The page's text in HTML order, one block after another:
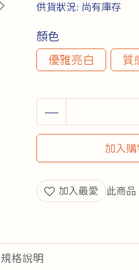
供貨狀況: 尚有庫存
顏色
優雅亮白
質
加入
加入最愛 此商
規格說明